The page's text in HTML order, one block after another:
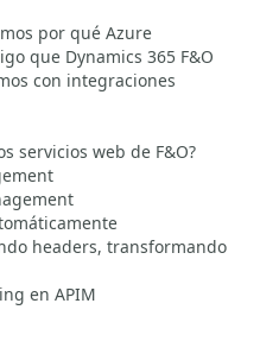
por qué Azure
que Dynamics 365 F&O
con integraciones
servicios web de F&O?
headers, transformando
en APIM